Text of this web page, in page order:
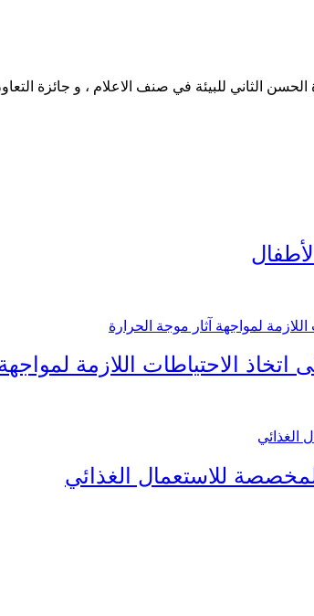
الثاني للبيئة في صنف الاعلام ، و جائزة
اتخاذ الاحتياطات اللازمة
للاستعمال الغذائي